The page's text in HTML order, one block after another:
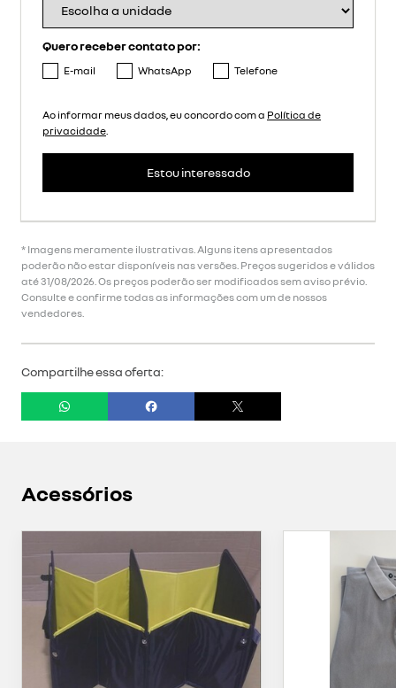
Quero receber contato por:
E-mail WhatsApp Telefone
Ao informar meus dados, eu concordo com a Política de
privacidade
Estou interessado
* Imagens meramente ilustrativas. Alguns itens apresentados
poderão não estar disponíveis nas versões. Preços sugeridos e válidos
até 31/08/2026. Os preços poderão ser modificados sem aviso prévio.
Consulte e confirme todas as informações com um de nossos
vendedores.
Compartilhe essa oferta:
Acessórios